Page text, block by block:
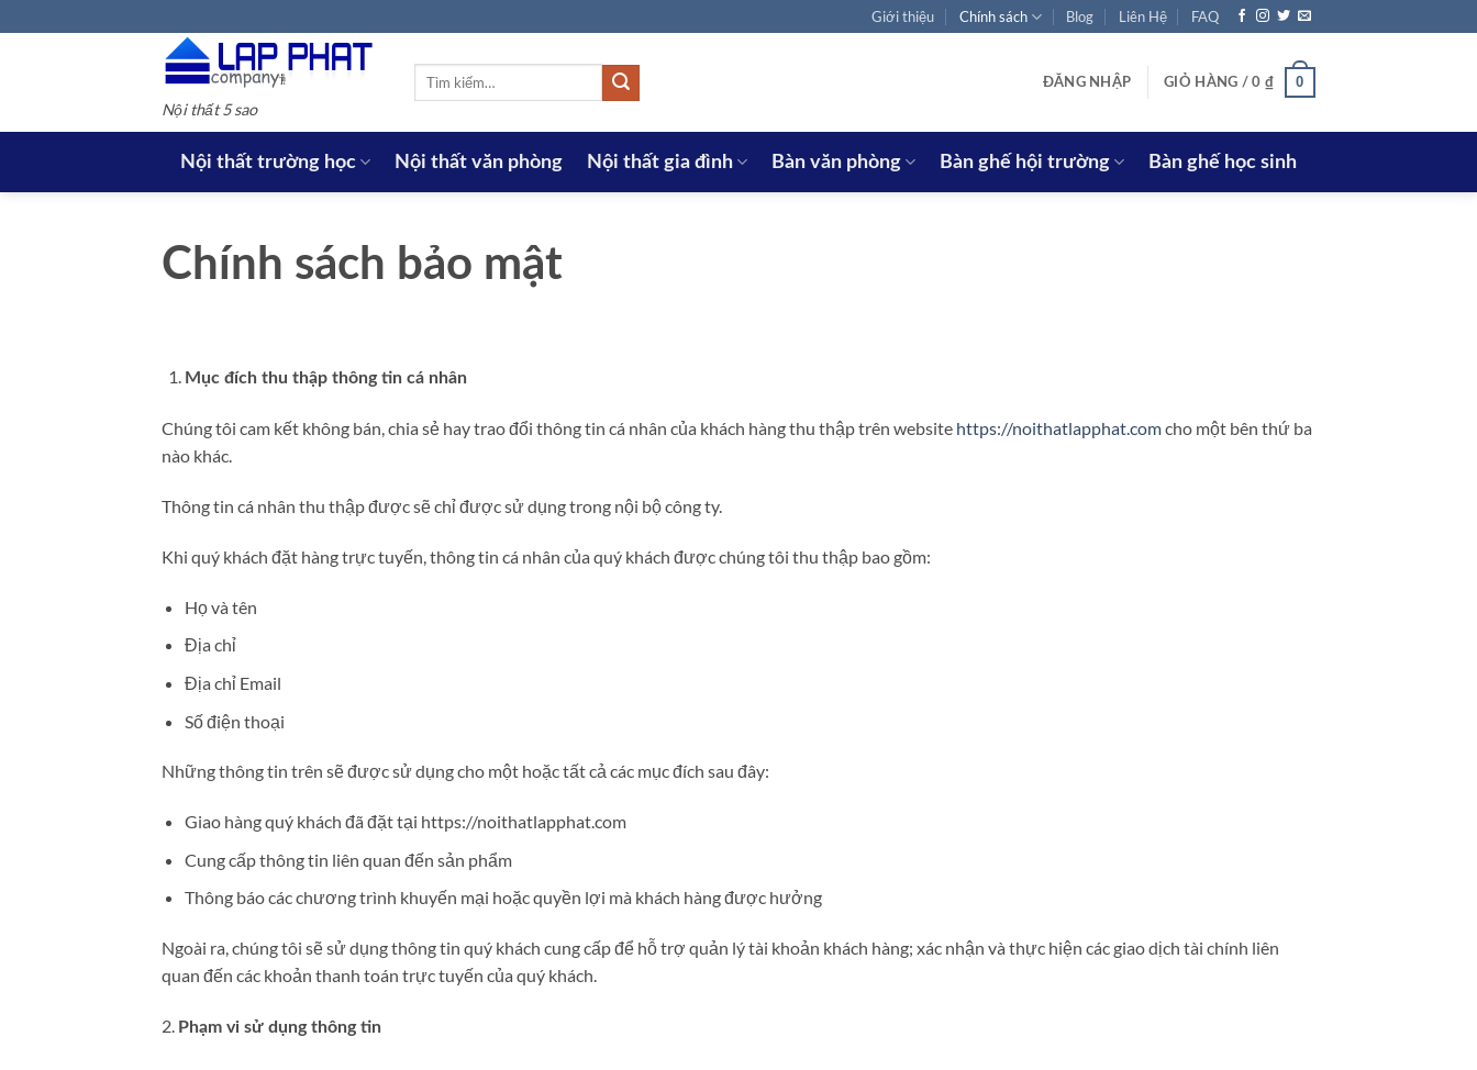
qua
Giới thiệu Chính sách Blog Liên Hệ FAQ
Nội thất 5 sao
ĐĂNG NHẬP GIỎ HÀNG /0 ₫ 0
Nội thất trường học Nội thất văn phòng Nội thất gia đình Bàn văn phòng Bàn ghế hội trường Bàn ghế học sinh
Chính sách bảo mật
Mục đích thu thập thông tin cá nhân
Chúng tôi cam kết không bán, chia sẻ hay trao đổi thông tin cá nhân của khách hàng thu thập trên website https://noithatlapphat.comcho một bên thứ ba
nào khác.
Thông tin cá nhân thu thập được sẽ chỉ được sử dụng trong nội bộ công ty.
Khi quý khách đặt hàng trực tuyến, thông tin cá nhân của quý khách được chúng tôi thu thập bao gồm:
Họ và tên
Địa chỉ
Địa chỉ Email
Số điện thoại
Những thông tin trên sẽ được sử dụng cho một hoặc tất cả các mục đích sau đây:
Giao hàng quý khách đã đặt tại https://noithatlapphat.com
Cung cấp thông tin liên quan đến sản phẩm
Thông báo các chương trình khuyến mại hoặc quyền lợi mà khách hàng được hưởng
Ngoài ra, chúng tôi sẽ sử dụng thông tin quý khách cung cấp để hỗ trợ quản lý tài khoản khách hàng; xác nhận và thực hiện các giao dịch tài chính liên
quan đến các khoản thanh toán trực tuyến của quý khách.
2. Phạm vi sử dụng thông tin